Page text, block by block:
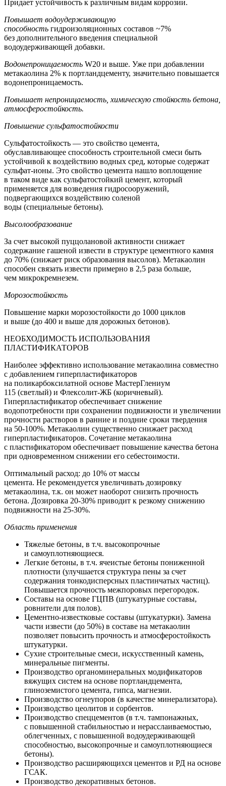
Придает устойчивость к различным видам коррозии.
Повышает водоудерживающую
способность гидроизоляционных составов ~7%
без дополнительного введения специальной
водоудерживающей добавки.
Водонепроницаемость W20 и выше. Уже при добавлении
метакаолина 2% к портландцементу, значительно повышается
водонепроницаемость.
Повышает непроницаемость, химическую стойкость бетона,
атмосферостойкость.
Повышение сульфатостойкости
Сульфатостойкость — это свойство цемента,
обуславливающее способность строительной смеси быть
устойчивой к воздействию водных сред, которые содержат
сульфат-ионы. Это свойство цемента нашло воплощение
в таком виде как сульфатостойкий цемент, который
применяется для возведения гидросооружений,
подвергающихся воздействию соленой
воды (специальные бетоны).
Высолообразование
За счет высокой пуццолановой активности снижает
содержание гашеной извести в структуре цементного камня
до 70% (снижает риск образования высолов). Метакаолин
способен связать извести примерно в 2,5 раза больше,
чем микрокремнезем.
Морозостойкость
Повышение марки морозостойкости до 1000 циклов
и выше (до 400 и выше для дорожных бетонов).
НЕОБХОДИМОСТЬ ИСПОЛЬЗОВАНИЯ
ПЛАСТИФИКАТОРОВ
Наиболее эффективно использование метакаолина совместно
с добавлением гиперпластификаторов
на поликарбоксилатной основе МастерГлениум
115 (светлый) и Флексолит-ЖБ (коричневый).
Гиперпластификатор обеспечивает снижение
водопотребности при сохранении подвижности и увеличении
прочности растворов в ранние и поздние сроки твердения
на 50-100%. Метакаолин существенно снижает расход
гиперпластификаторов. Сочетание метакаолина
с пластификатором обеспечивает повышение качества бетона
при одновременном снижении его себестоимости.
Оптимальный расход: до 10% от массы
цемента. Не рекомендуется увеличивать дозировку
метакаолина, т.к. он может наоборот снизить прочность
бетона. Дозировка 20-30% приводит к резкому снижению
подвижности на 25-30%.
Область применения
Тяжелые бетоны, в т.ч. высокопрочные
и самоуплотняющиеся.
Легкие бетоны, в т.ч. ячеистые бетоны пониженной
плотности (улучшается структура пены за счет
содержания тонкодисперсных пластинчатых частиц).
Повышается прочность межпоровых перегородок.
Составы на основе ГЦПВ (штукатурные составы,
ровнители для полов).
Цементно-известковые составы (штукатурки). Замена
части извести (до 50%) в составе на метакаолин
позволяет повысить прочность и атмосферостойкость
штукатурки.
Сухие строительные смеси, искусственный камень,
минеральные пигменты.
Производство органоминеральных модификаторов
вяжущих систем на основе портландцемента,
глиноземистого цемента, гипса, магнезии.
Производство огнеупоров (в качестве минерализатора).
Производство цеолитов и сорбентов.
Производство спеццементов (в т.ч. тампонажных,
с повышенной стабильностью и нерасслаиваемостью,
облегченных, с повышенной водоудерживающей
способностью, высокопрочные и самоуплотняющиеся
бетоны).
Производство расширяющихся цементов и РД на основе
ГСАК.
Производство декоративных бетонов.